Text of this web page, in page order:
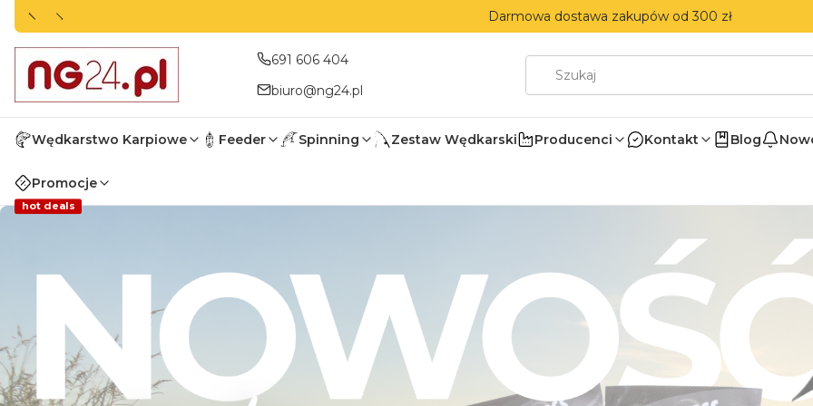
Darmowa dostawa zakupów od 300 zł
691 606 404
biuro@ng24.pl
Wędkarstwo Karpiowe Feeder Spinning Zestaw Wędkarski Producenci Kontakt Blog
Promocje
hot deals